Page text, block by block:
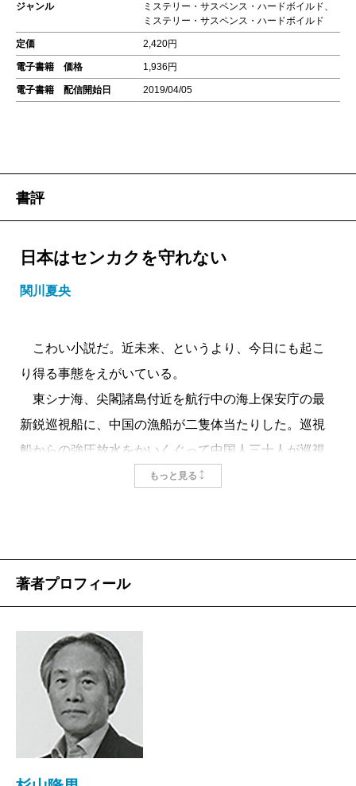
ジャンル
ミステリー・サスペンス・ハードボイルド、
ミステリー・サスペンス・ハードボイルド
定価 2,420円
電子書籍 価格 1,936円
電子書籍 配信開始日 2019/04/05
書評
日本はセンカクを守れない
関川夏央
こわい小説だ。近未来、というより、今日にも起こ
り得る事態をえがいている。
東シナ海、尖閣諸島付近を航行中の海上保安庁の最
新鋭巡視船に、中国の漁船が二隻体当たりした。巡視
船からの強圧放水をかいくぐって中国人三十人が巡視
船に乗り込み、制圧する。漁民ではない、明らかに軍
に軍籍を離れている。尖閣列島・
党政府と軍に強い不満を抱いて新国家「北中国」の樹
立をめざしているものの「革命軍」ではない。
中国政府と中国軍はこの事態を好機ととらえる。
「叛乱者のおかげで党と軍は
口実を見つけた」「自国の領土内でテロを行なう武装
集団を断罪することに異を唱える国家は世界中どこに
もない」
もっと見る
著者プロフィール